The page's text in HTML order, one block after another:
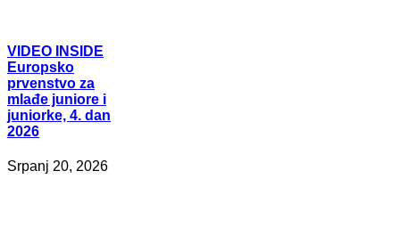
VIDEO INSIDE
Europsko
prvenstvo za
mlađe juniore i
juniorke, 4. dan
2026
Srpanj 20, 2026